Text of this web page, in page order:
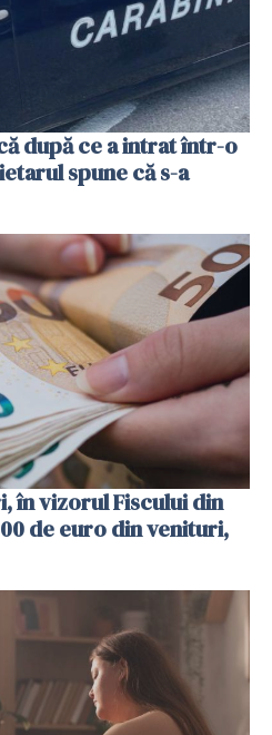
după ce a intrat într-o
spune că s-a
în vizorul Fiscului din
de euro din venituri,